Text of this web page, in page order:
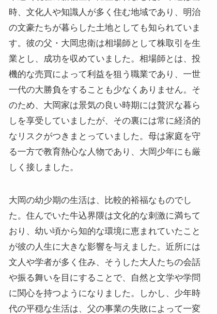
時、文化人や知識人が多く住む地域であり、明治
の文豪たちが暮らした土地としても知られていま
す。彼の父・大岡忠衛は相場師として株取引を生
業とし、成功を収めていました。相場師とは、投
機的な売買によって利益を狙う職業であり、一世
一代の大勝負をすることも少なくありません。そ
のため、大岡家は景気の良い時期には贅沢な暮ら
しを享受していましたが、その裏には常に経済的
なリスクがつきまとっていました。母は家庭を守
る一方で教育熱心な人物であり、大岡少年にも厳
しく接しました。
大岡の幼少期の生活は、比較的裕福なものでし
た。住んでいた牛込界隈は文化的な刺激に満ちて
おり、幼い頃から知的な環境に恵まれていたこと
が彼の人生に大きな影響を与えました。近所には
文人や学者が多く住み、そうした大人たちの会話
や振る舞いを目にすることで、自然と文学や学問
に関心を持つようになりました。しかし、少年時
代の平穏な生活は、父の事業の失敗によって一変